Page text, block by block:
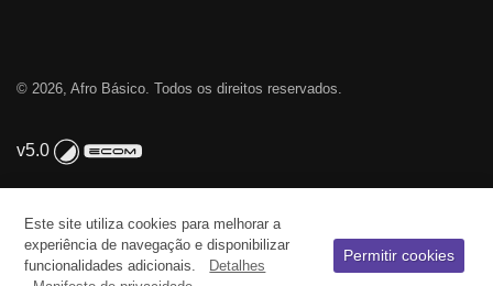
© 2026, Afro Básico. Todos os direitos reservados.
v5.0
Este site utiliza cookies para melhorar a
experiência de navegação e disponibilizar
funcionalidades adicionais.
Detalhes
Permitir cookies